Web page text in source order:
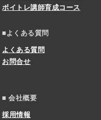
ボイトレ講師育成コース
■よくある質問
よくある質問
お問合せ
■ 会社概要
採用情報